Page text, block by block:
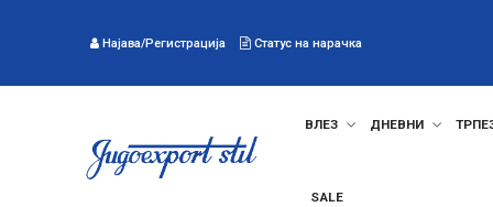
Најава/Регистрација Статус на нарачка
ВЛЕЗ ДНЕВНИ
SALE